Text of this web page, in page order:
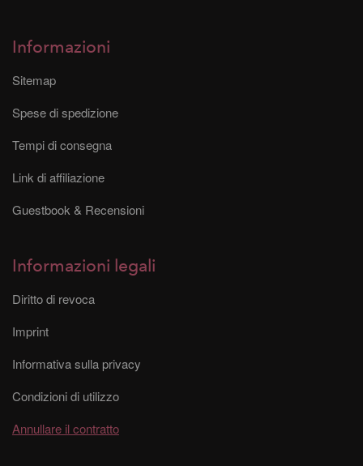
Informazioni
Sitemap
Spese di spedizione
Tempi di consegna
Link di affiliazione
Guestbook & Recensioni
Informazioni legali
Diritto di revoca
Imprint
Informativa sulla privacy
Condizioni di utilizzo
Annullare il contratto